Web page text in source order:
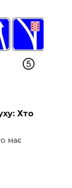
Хто
має